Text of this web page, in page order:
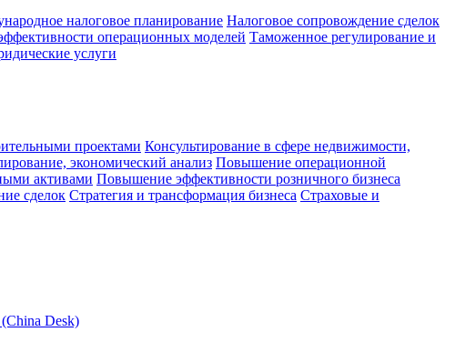
налоговое планирование Налоговое сопровождение сделок
операционных моделей Таможенное регулирование и
услуги
проектами Консультирование в сфере недвижимости,
экономический анализ Повышение операционной
активами Повышение эффективности розничного бизнеса
сделок Стратегия и трансформация бизнеса Страховые и
Desk)